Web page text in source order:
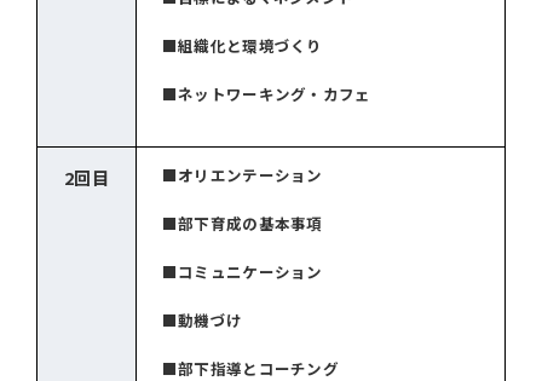
■組織化と環境づくり
■ネットワーキング・カフェ
2回目 ■オリエンテーション
■部下育成の基本事項
■コミュニケーション
■動機づけ
■部下指導とコーチング